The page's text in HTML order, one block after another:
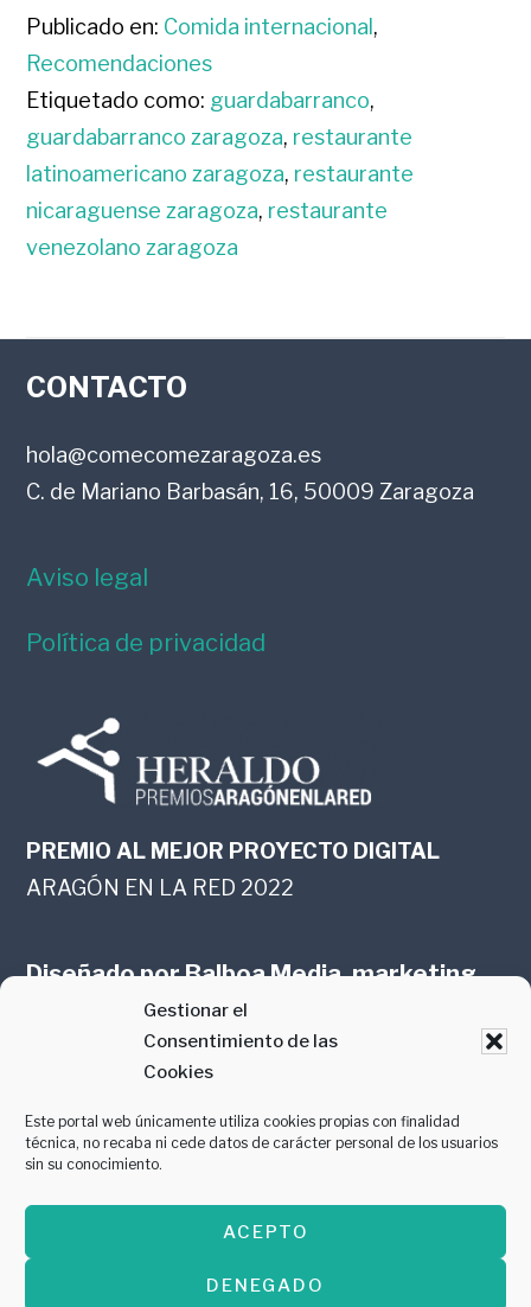
Gestionar el
Consentimiento de las
Cookies
Este portal web únicamente utiliza cookies propias con finalidad
técnica, no recaba ni cede datos de carácter personal de los usuarios
sin su conocimiento.
ACEPTO
DENEGADO
Publicado en: Comida internacional ,
Recomendaciones
Etiquetado como: guardabarranco,
guardabarranco zaragoza, restaurante
latinoamericano zaragoza, restaurante
nicaraguense zaragoza, restaurante
venezolano zaragoza
FOOTER
CONTACTO
hola@comecomezaragoza.es
C. de Mariano Barbasán, 16, 50009 Zaragoza
Aviso legal
Política de privacidad
PREMIO AL MEJOR PROYECTO DIGITAL
ARAGÓN EN LA RED 2022
Diseñado porBalboa Media, marketing
online en Zaragoza
PREMIO AL MEJOR CONTENIDO
GASTROMANÍA 2018